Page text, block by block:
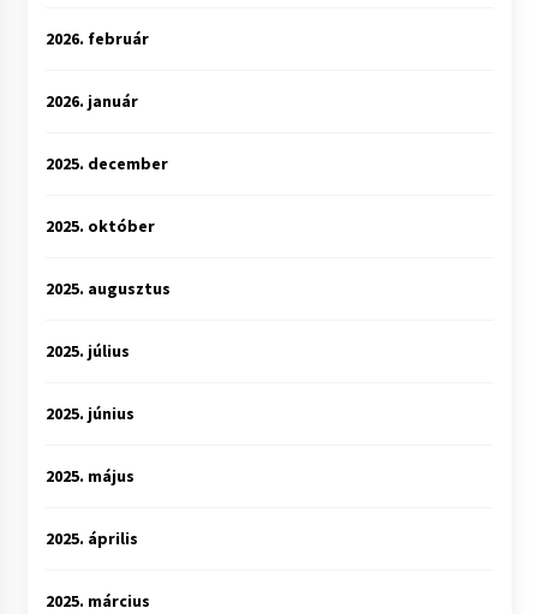
2026. február
2026. január
2025. december
2025. október
2025. augusztus
2025. július
2025. június
2025. május
2025. április
2025. március